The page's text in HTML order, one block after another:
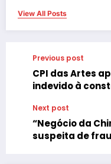
View All Posts
Previous post
CPI das Artes
indevido à
Next post
“Negócio da
suspeita de